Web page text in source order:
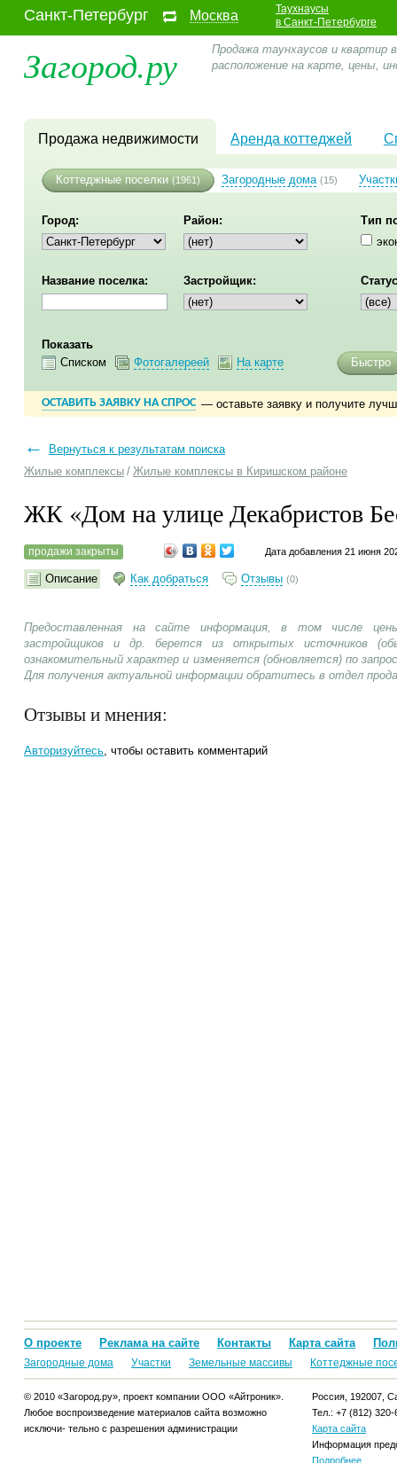
Санкт-Петербург Москва
Таухнаусы
в Санкт-Петербурге
Загород.ру
Продажа таунхаусов и квартир
расположение на карте, цены,
Продажа недвижимости Аренда коттеджей
Коттеджные поселки (1961) Загородные дома (15)
Город: Район:
Тип
Название поселка: Застройщик:
Показать
Списком
Фотогалереей На карте Быстро
ОСТАВИТЬ ЗАЯВКУ НА СПРОС — оставьте заявку и получите
←
Вернуться к результатам поиска
Жилые комплексы / Жилые комплексы в Киришском районе
ЖК «Дом на улице Декабристов
продажи закрыты Дата добавления 21 июня
Описание Как добраться Отзывы (0)
Предоставленная на сайте информация, в том числе
застройщиков и др. берется из открытых источников
ознакомительный характер и изменяется (обновляется) по
Для получения актуальной информации обратитесь в отдел
Отзывы и мнения:
Авторизуйтесь, чтобы оставить комментарий
О проекте Реклама на сайте Контакты Карта сайта
Загородные дома Участки Земельные массивы Коттеджные
© 2010 «Загород.ру», проект компании ООО «Айтроник».
Любое воспроизведение материалов сайта возможно
исключи- тельно с разрешения администрации
Россия, 192007,
Тел.: +7 (812) 320-
Карта сайта
Информация
Подробнее